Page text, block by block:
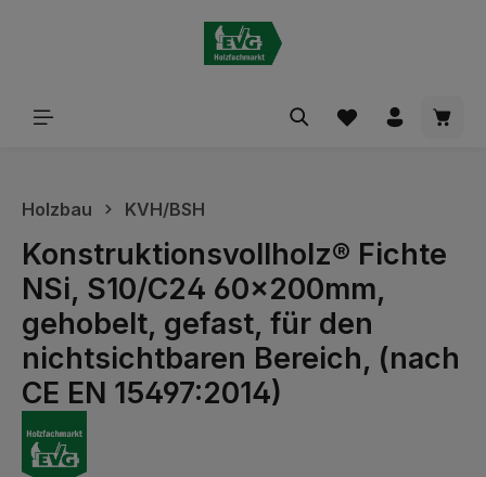
Holzbau KVH/BSH
Konstruktionsvollholz® Fichte
NSi, S10/C24 60x200mm,
gehobelt, gefast, für den
nichtsichtbaren Bereich, (nach
CE EN 15497:2014)